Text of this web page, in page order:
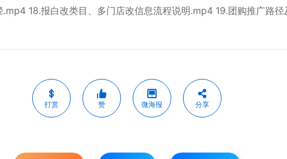
18.报白改类目、多门店改信息流程说明.mp4 19.团购推广路
打赏 赞 微海报 分享